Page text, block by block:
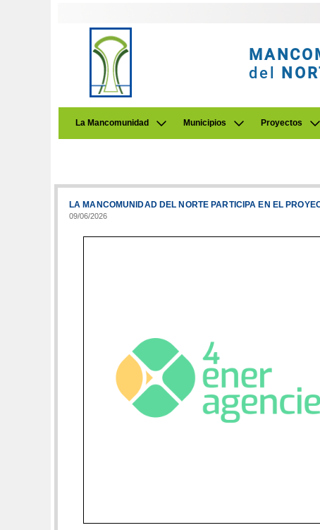
del
La Mancomunidad Municipios Proyectos
LA MANCOMUNIDAD DEL NORTE PARTICIPA EN EL
09/06/2026